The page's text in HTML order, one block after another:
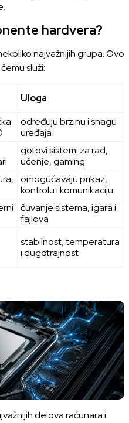
hardvera?
najvažnijih grupa. Ovo
služi:
Uloga
određuju brzinu i snagu
uređaja
gotovi sistemi za rad,
učenje, gaming
omogućavaju prikaz,
kontrolu i komunikaciju
čuvanje sistema, igara i
fajlova
stabilnost, temperatura
i dugotrajnost
delova računara i